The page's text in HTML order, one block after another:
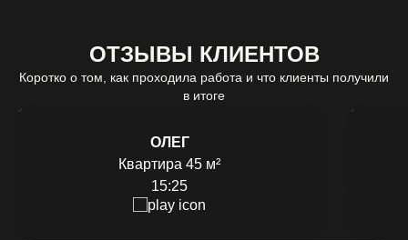
ОТЗЫВЫ КЛИЕНТОВ
Коротко о том, как проходила работа и что клиенты получили
в итоге
ОЛЕГ
Квартира 45 м²
15:25